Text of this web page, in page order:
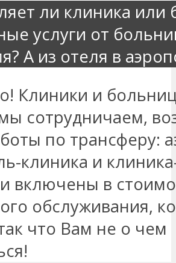
ли клиника или
услуги от
А из отеля в
Клиники и
сотрудничаем,
по трансферу:
клиника и
включены в
обслуживания,
что Вам не о чем